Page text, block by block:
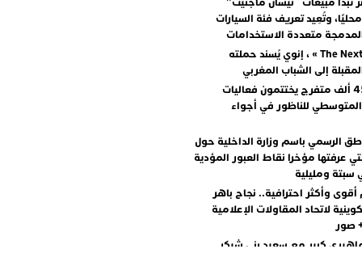
وتُعِيد تعريف فئة السيارات
متعددة الاستخدامات
مع « The Next Ad » ، إنوي يُسند حملته
إلى الشباب المغربي
أكثر من 45 ألف متفرج يختتمون فعاليات
المتوسطي للناظور في أجواء
الرسمي باسم وزارة الداخلية حول
عرفتها مؤخرا نقاط العبور المؤدية
سبتة ومليلية
أقوى وأكثر احترافية.. نجاح باهر
لاتحاد المقاولات الإعلامية
+ صور
كبير مع سعيد بني شيكر